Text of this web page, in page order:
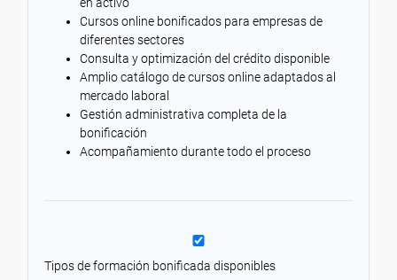
Cursos online bonificados para empresas de
diferentes sectores
Consulta y optimización del crédito disponible
Amplio catálogo de cursos online adaptados al
mercado laboral
Gestión administrativa completa de la
bonificación
Acompañamiento durante todo el proceso
Tipos de formación bonificada disponibles